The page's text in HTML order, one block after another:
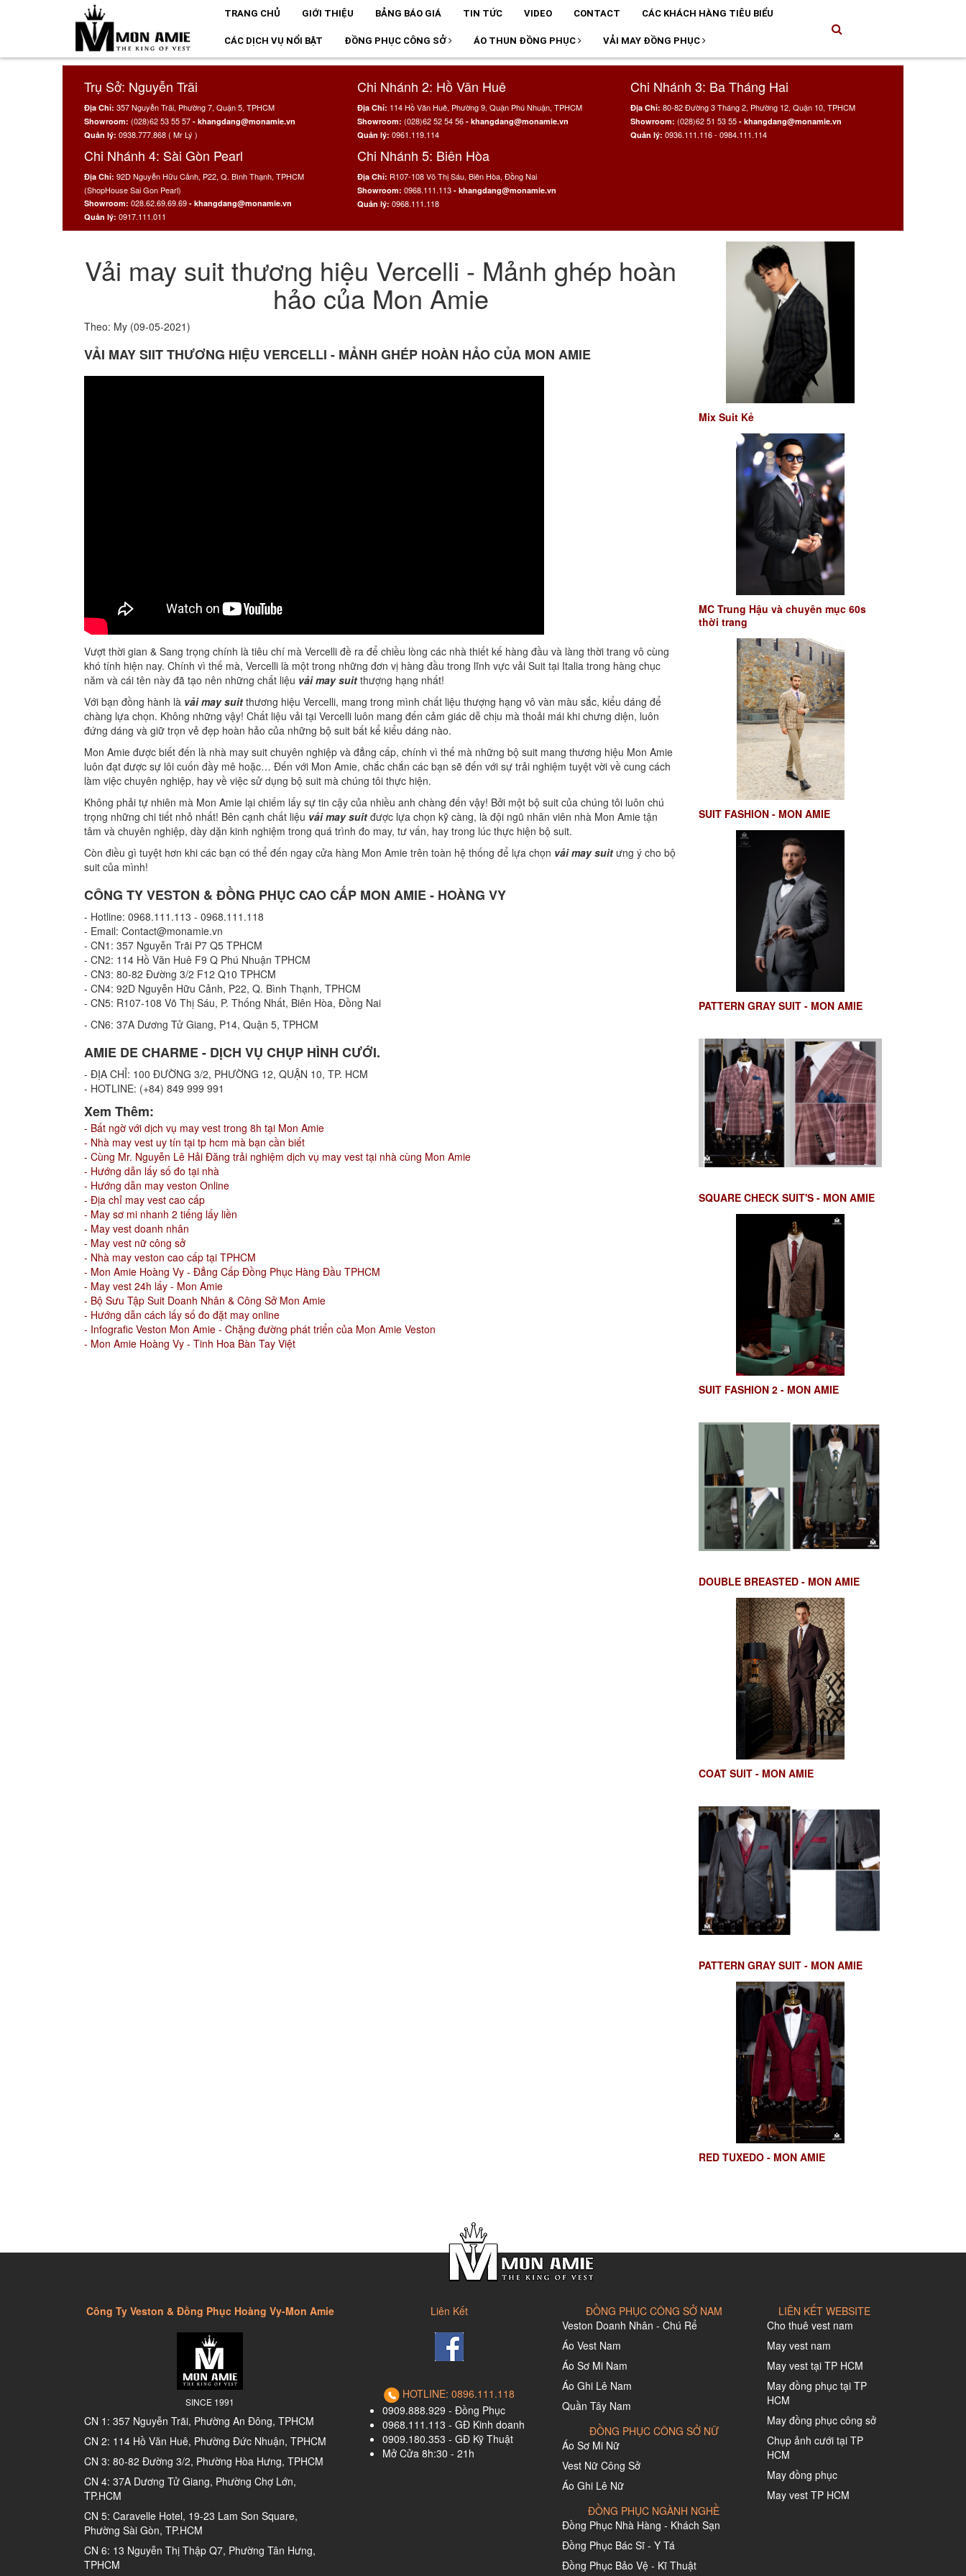
TRANG CHỦ GIỚI THIỆU BẢNG BÁO GIÁ TIN TỨC VIDEO CONTACT CÁC KHÁCH HÀNG TIÊU BIỂU
CÁC DỊCH VỤ NỔI BẬT ĐỒNG PHỤC CÔNG SỞ ÁO THUN ĐỒNG PHỤC VẢI MAY ĐỒNG PHỤC
Trụ Sở: Nguyễn Trãi
Địa Chỉ: 357 Nguyễn Trãi, Phường 7, Quận 5, TPHCM
Showroom: (028)62 53 55 57 - khangdang@monamie.vn
Quản lý: 0938.777.868 ( Mr Lý )
Chi Nhánh 2: Hồ Văn Huê
Địa Chỉ: 114 Hồ Văn Huê, Phường 9, Quận Phú Nhuận, TPHCM
Showroom: (028)62 52 54 56 - khangdang@monamie.vn
Quản lý: 0961.119.114
Chi Nhánh 3: Ba Tháng Hai
Địa Chỉ: 80-82 Đường 3 Tháng 2, Phường 12, Quận 10, TPHCM
Showroom: (028)62 51 53 55 - khangdang@monamie.vn
Quản lý: 0936.111.116 - 0984.111.114
Chi Nhánh 4: Sài Gòn Pearl
Địa Chỉ: 92D Nguyễn Hữu Cảnh, P22, Q. Bình Thạnh, TPHCM
(ShopHouse Sai Gon Pearl)
Showroom: 028.62.69.69.69 - khangdang@monamie.vn
Quản lý: 0917.111.011
Chi Nhánh 5: Biên Hòa
Địa Chỉ: R107-108 Võ Thị Sáu, Biên Hòa, Đồng Nai
Showroom: 0968.111.113 - khangdang@monamie.vn
Quản lý: 0968.111.118
Vải may suit thương hiệu Vercelli - Mảnh ghép hoàn
hảo của Mon Amie
Theo: My (09-05-2021)
VẢI MAY SIIT THƯƠNG HIỆU VERCELLI - MẢNH GHÉP HOÀN HẢO CỦA MON AMIE
Vượt thời gian & Sang trọng chính là tiêu chí mà Vercelli đề ra để chiều lòng các nhà thiết kế hàng đầu và làng thời trang vô cùng
khó tính hiện nay. Chính vì thế mà, Vercelli là một trong những đơn vị hàng đầu trong lĩnh vực vải Suit tại Italia trong hàng chục
năm và cái tên này đã tạo nên những chất liệu vải may suit thượng hạng nhất!
Với bạn đồng hành là vải may suit thương hiệu Vercelli, mang trong mình chất liệu thượng hạng vô vàn màu sắc, kiểu dáng để
chàng lựa chọn. Không những vậy! Chất liệu vải tại Vercelli luôn mang đến cảm giác dễ chịu mà thoải mái khi chưng diện, luôn
đứng dáng và giữ trọn vẻ đẹp hoàn hảo của những bộ suit bất kể kiểu dáng nào.
Mon Amie được biết đến là nhà may suit chuyên nghiệp và đẳng cấp, chính vì thế mà những bộ suit mang thương hiệu Mon Amie
luôn đạt được sự lôi cuốn đầy mê hoặc… Đến với Mon Amie, chắc chắn các bạn sẽ đến với sự trải nghiệm tuyệt vời về cung cách
làm việc chuyên nghiệp, hay về việc sử dụng bộ suit mà chúng tôi thực hiện.
Không phải tự nhiên mà Mon Amie lại chiếm lấy sự tin cậy của nhiều anh chàng đến vậy! Bởi một bộ suit của chúng tôi luôn chú
trọng những chi tiết nhỏ nhất! Bên cạnh chất liệu vải may suit được lựa chọn kỹ càng, là đội ngũ nhân viên nhà Mon Amie tận
tâm và chuyên nghiệp, dày dặn kinh nghiệm trong quá trình đo may, tư vấn, hay trong lúc thực hiện bộ suit.
Còn điều gì tuyệt hơn khi các bạn có thể đến ngay cửa hàng Mon Amie trên toàn hệ thống để lựa chọn vải may suit ưng ý cho bộ
suit của mình!
CÔNG TY VESTON & ĐỒNG PHỤC CAO CẤP MON AMIE - HOÀNG VY
- Hotline: 0968.111.113 - 0968.111.118
- Email: Contact@monamie.vn
- CN1: 357 Nguyễn Trãi P7 Q5 TPHCM
- CN2: 114 Hồ Văn Huê F9 Q Phú Nhuận TPHCM
- CN3: 80-82 Đường 3/2 F12 Q10 TPHCM
- CN4: 92D Nguyễn Hữu Cảnh, P22, Q. Bình Thạnh, TPHCM
- CN5: R107-108 Võ Thị Sáu, P. Thống Nhất, Biên Hòa, Đồng Nai
- CN6: 37A Dương Tử Giang, P14, Quận 5, TPHCM
AMIE DE CHARME - DỊCH VỤ CHỤP HÌNH CƯỚI.
- ĐỊA CHỈ: 100 ĐƯỜNG 3/2, PHƯỜNG 12, QUẬN 10, TP. HCM
- HOTLINE: (+84) 849 999 991
Xem Thêm:
- Bất ngờ với dịch vụ may vest trong 8h tại Mon Amie
- Nhà may vest uy tín tại tp hcm mà bạn cần biết
- Cùng Mr. Nguyễn Lê Hải Đăng trải nghiệm dịch vụ may vest tại nhà cùng Mon Amie
- Hướng dẫn lấy số đo tại nhà
- Hướng dẫn may veston Online
- Địa chỉ may vest cao cấp
- May sơ mi nhanh 2 tiếng lấy liền
- May vest doanh nhân
- May vest nữ công sở
- Nhà may veston cao cấp tại TPHCM
- Mon Amie Hoàng Vy - Đẳng Cấp Đồng Phục Hàng Đầu TPHCM
- May vest 24h lấy - Mon Amie
- Bộ Sưu Tập Suit Doanh Nhân & Công Sở Mon Amie
- Hướng dẫn cách lấy số đo đặt may online
- Infografic Veston Mon Amie - Chặng đường phát triển của Mon Amie Veston
- Mon Amie Hoàng Vy - Tinh Hoa Bàn Tay Việt
Mix Suit Kẻ
MC Trung Hậu và chuyên mục 60s
thời trang
SUIT FASHION - MON AMIE
PATTERN GRAY SUIT - MON AMIE
SQUARE CHECK SUIT'S - MON AMIE
SUIT FASHION 2 - MON AMIE
DOUBLE BREASTED - MON AMIE
COAT SUIT - MON AMIE
PATTERN GRAY SUIT - MON AMIE
RED TUXEDO - MON AMIE
Công Ty Veston & Đồng Phục Hoàng Vy-Mon Amie
SINCE 1991
CN 1: 357 Nguyễn Trãi, Phường An Đông, TPHCM
CN 2: 114 Hồ Văn Huê, Phường Đức Nhuận, TPHCM
CN 3: 80-82 Đường 3/2, Phường Hòa Hưng, TPHCM
CN 4: 37A Dương Tử Giang, Phường Chợ Lớn,
TP.HCM
CN 5: Caravelle Hotel, 19-23 Lam Son Square,
Phường Sài Gòn, TP.HCM
CN 6: 13 Nguyễn Thị Thập Q7, Phường Tân Hưng,
TPHCM
Liên Kết
HOTLINE: 0896.111.118
0909.888.929 - Đồng Phục
0968.111.113 - GĐ Kinh doanh
0909.180.353 - GĐ Kỹ Thuật
Mở Cửa 8h:30 - 21h
ĐỒNG PHỤC CÔNG SỞ NAM
Veston Doanh Nhân - Chú Rể
Áo Vest Nam
Áo Sơ Mi Nam
Áo Ghi Lê Nam
Quần Tây Nam
ĐỒNG PHỤC CÔNG SỞ NỮ
Áo Sơ Mi Nữ
Vest Nữ Công Sở
Áo Ghi Lê Nữ
ĐỒNG PHỤC NGÀNH NGHỀ
Đồng Phục Nhà Hàng - Khách Sạn
Đồng Phục Bác Sĩ - Y Tá
Đồng Phục Bảo Vệ - Kĩ Thuật
LIÊN KẾT WEBSITE
Cho thuê vest nam
May vest nam
May vest tại TP HCM
May đồng phục tại TP
HCM
May đồng phục công sở
Chụp ảnh cưới tại TP
HCM
May đồng phục
May vest TP HCM